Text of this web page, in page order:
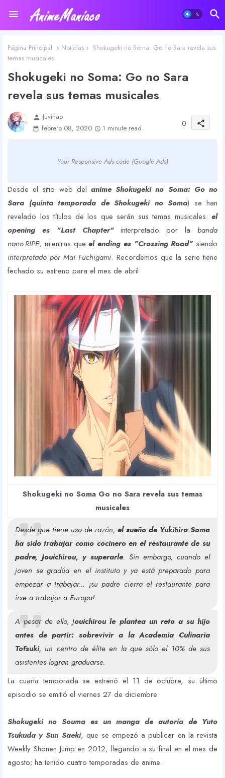
Página Principal Noticias
Shokugeki no Soma: Go no Sara revela sus
temas musicales
Shokugeki no Soma: Go no Sara
revela sus temas musicales
person Juvinao
febrero 08, 2020
1 minute read 0 share
Your Responsive Ads code (Google Ads)
Desde el sitio web del anime Shokugeki no Soma: Go no
Sara (quinta temporada de Shokugeki no Soma) se han
revelado los títulos de los que serán sus temas musicales: el
opening es "Last Chapter"interpretado por labanda
nano.RIPE, mientras que el ending es "Crossing Road" siendo
interpretado por Mai Fuchigami. Recordemos que la serie tiene
fechado su estreno para el mes de abril.
Shokugeki no Soma Go no Sara revela sus temas
musicales
Desde que tiene uso de razón, el sueño de Yukihira Soma
ha sido trabajar como cocinero en el restaurante de su
padre, Jouichirou, y superarle. Sin embargo, cuando el
joven se gradúa en el instituto y ya está preparado para
empezar a trabajar... ¡su padre cierra el restaurante para
irse a trabajar a Europa!.
A pesar de ello, Jouichirou le plantea un reto a su hijo
antes de partir: sobrevivir a la Academia Culinaria
Tōtsuki, un centro de élite en la que sólo el 10% de sus
asistentes logran graduarse.
La cuarta temporada se estrenó el 11 de octubre, su último
episodio se emitió el viernes 27 de diciembre.
Shokugeki no Souma es un manga de autoría de Yuto
Tsukuda y Sun Saeki, que se empezó a publicar en la revista
Weekly Shonen Jump en 2012, llegando a su final en el mes de
agosto; ha tenido cuatro temporadas de anime.